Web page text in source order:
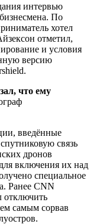
интервью
По
хотел
отметил,
и условия
версию
что ему
введённые
связь
дронов
включения их над
специальное
Ранее CNN
отключить
самым сорвав